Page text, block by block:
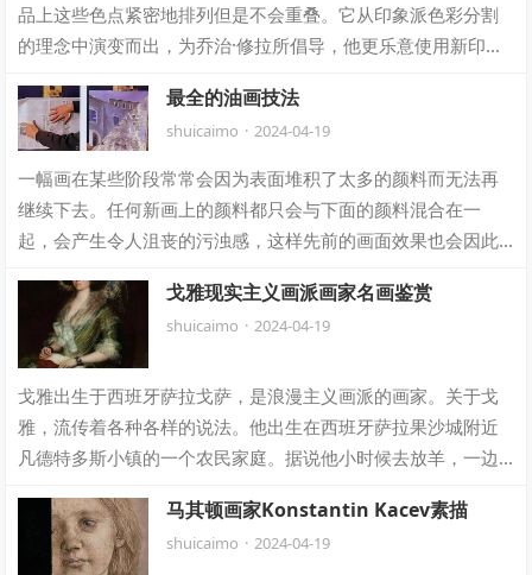
品上这些色点紧密地排列但是不会重叠。它从印象派色彩分割
的理念中演变而出，为乔治·修拉所倡导，他更乐意使用新印象
最全的油画技法
shuicaimo · 2024-04-19
一幅画在某些阶段常常会因为表面堆积了太多的颜料而无法再
继续下去。任何新画上的颜料都只会与下面的颜料混合在一
起，会产生令人沮丧的污浊感，这样先前的画面效果也会因此
戈雅现实主义画派画家名画鉴赏
shuicaimo · 2024-04-19
戈雅出生于西班牙萨拉戈萨，是浪漫主义画派的画家。关于戈
雅，流传着各种各样的说法。他出生在西班牙萨拉果沙城附近
凡德特多斯小镇的一个农民家庭。据说他小时候去放羊，一边
马其顿画家Konstantin Kacev素描
shuicaimo · 2024-04-19